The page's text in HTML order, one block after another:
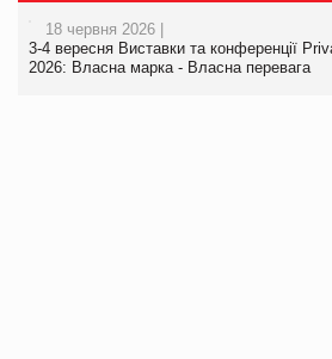
18 червня 2026 |
3-4 вересня Виставки та конференції
2026: Власна марка - Власна перевага